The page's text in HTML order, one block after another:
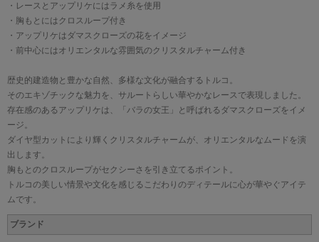
・レースとアップリケにはラメ糸を使用
・胸もとにはクロスループ付き
・アップリケはダマスクローズの花をイメージ
・前中心にはオリエンタルな雰囲気のクリスタルチャーム付き
歴史的建造物と豊かな自然、多様な文化が融合するトルコ。
そのエキゾチックな魅力を、サルートらしい華やかなレースで表現しました。
存在感のあるアップリケは、「バラの女王」と呼ばれるダマスクローズをイメ
ージ。
ダイヤ型カットにより輝くクリスタルチャームが、オリエンタルなムードを演
出します。
胸もとのクロスループがセクシーさを引き立てるポイント。
トルコの美しい情景や文化を感じるこだわりのディテールに心が華やぐアイテ
ムです。
ブランド